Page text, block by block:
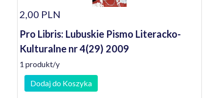
2,00 PLN
Pro Libris: Lubuskie Pismo Literacko-
Kulturalne nr 4(29) 2009
1 produkt/y
Dodaj do Koszyka